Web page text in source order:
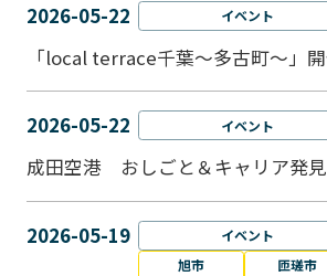
2026-05-22 イベント
「local terrace千葉～多古町～」
2026-05-22 イベント
成田空港 おしごと＆キャリア発
2026-05-19 イベント
旭市
匝瑳市